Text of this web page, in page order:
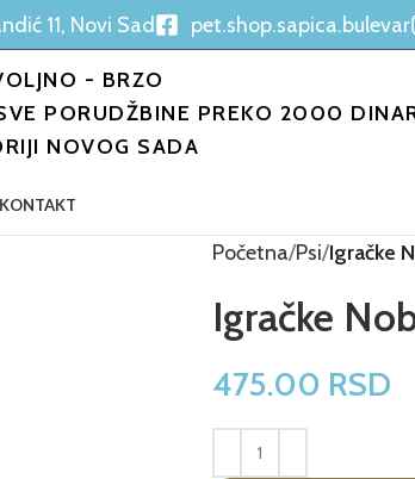
11, Novi Sad pet.shop.sapica.bulevar
- BRZO
PORUDŽBINE PREKO 2000
NOVOG SADA
KONTAKT
Početna Psi Igračke
Igračke
475.00 RSD